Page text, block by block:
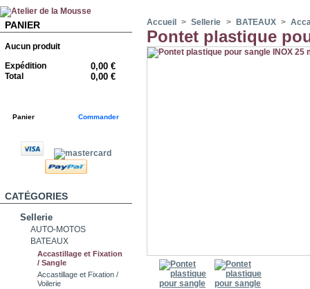
PANIER
Aucun produit
Expédition
0,00 €
Total 0,00 €
Panier Commander
CATÉGORIES
Sellerie
AUTO-MOTOS
BATEAUX
Accastillage et Fixation
/ Sangle
Accastillage et Fixation /
Voilerie
Accueil > Sellerie > BATEAUX >
Pontet plastique